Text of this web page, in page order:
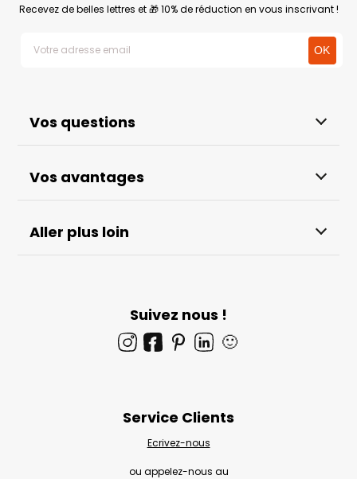
Vos questions
Vos avantages
Aller plus loin
Recevez de belles lettres et 🎁 10% de réduction en vous inscrivant !
Suivez nous !
🙂
Service Clients
Ecrivez-nous
ou appelez-nous au